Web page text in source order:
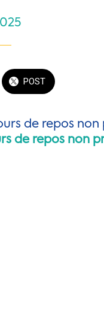
POST
de repos non